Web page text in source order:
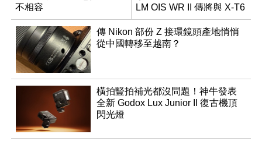
不相容
LM OIS WR II 傳將與 X-T6
同步亮相
傳 Nikon 部份 Z 接環鏡頭產地悄悄
從中國轉移至越南？
橫拍豎拍補光都沒問題！神牛發表
全新 Godox Lux Junior II 復古機頂
閃光燈